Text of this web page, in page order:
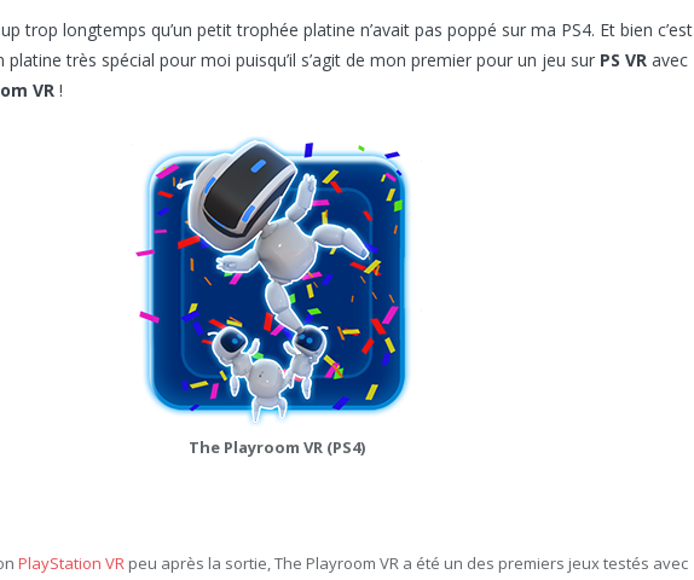
trop longtemps qu’un petit trophée platine n’avait pas poppé sur ma PS4. Et bien c’est
très spécial pour moi puisqu’il s’agit de mon premier pour un jeu sur PS VR avec
VR !
The Playroom VR (PS4)
PlayStation VR peu après la sortie, The Playroom VR a été un des premiers jeux testés avec